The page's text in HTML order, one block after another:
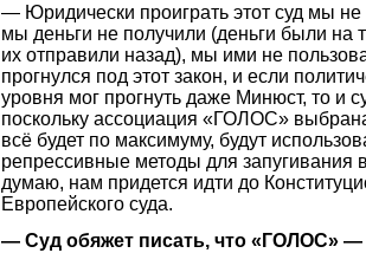
— Юридически проиграть этот суд мы
мы деньги не получили (деньги были на
их отправили назад), мы ими не
прогнулся под этот закон, и если
уровня мог прогнуть даже Минюст, то и
поскольку ассоциация «ГОЛОС»
всё будет по максимуму, будут
репрессивные методы для запугивания
думаю, нам придется идти до
Европейского суда.
— Суд обяжет писать, что «ГОЛОС» —